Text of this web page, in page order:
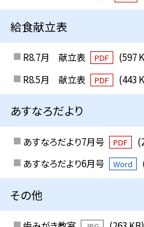
給食献立表
R8.7月 献立表 PDF
(597
R8.5月 献立表
PDF (443
あすなろだより
あすなろだより7月号 PDF
あすなろだより6月号
Word
その他